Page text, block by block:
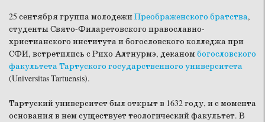
25 сентября группа молодежиПреображенского братства,
студенты Свято-Филаретовского православно-
христианского института и богословского колледжа при
СФИ, встретились с Рихо Алтнурмэ, деканомбогословского
факультета Тартуского государственного университета
(Universitas Tartuensis).
Тартуский университет был открыт в 1632 году, и с момента
основания в нем существует теологический факультет. В